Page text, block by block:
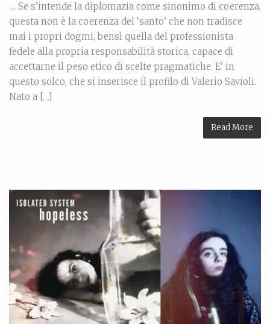
… Se s’intende la diplomazia come sinonimo di coerenza,
questa non è la coerenza del ‘santo’ che non tradisce
mai i propri dogmi, bensì quella del professionista
fedele alla propria responsabilità storica, capace di
accettarne il peso etico di scelte pragmatiche. E’ in
questo solco, che si inserisce il profilo di Valerio Savioli.
Nato a […]
Read More